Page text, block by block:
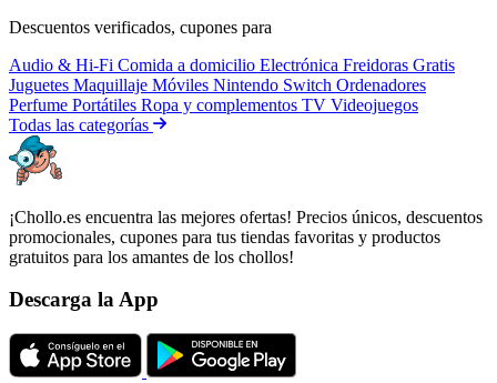
Descuentos verificados, cupones para
Audio & Hi-Fi Comida a domicilio Electrónica Freidoras Gratis
Juguetes Maquillaje Móviles Nintendo Switch Ordenadores
Perfume Portátiles Ropa y complementos TV Videojuegos
Todas las categorías
¡Chollo.es encuentra las mejores ofertas! Precios únicos, descuentos
promocionales, cupones para tus tiendas favoritas y productos
gratuitos para los amantes de los chollos!
Descarga la App